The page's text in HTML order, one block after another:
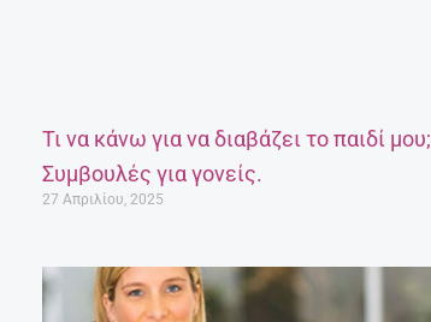
Τι να κάνω για να διαβάζει το παιδί μου;
Συμβουλές για γονείς.
27 Απριλίου, 2025